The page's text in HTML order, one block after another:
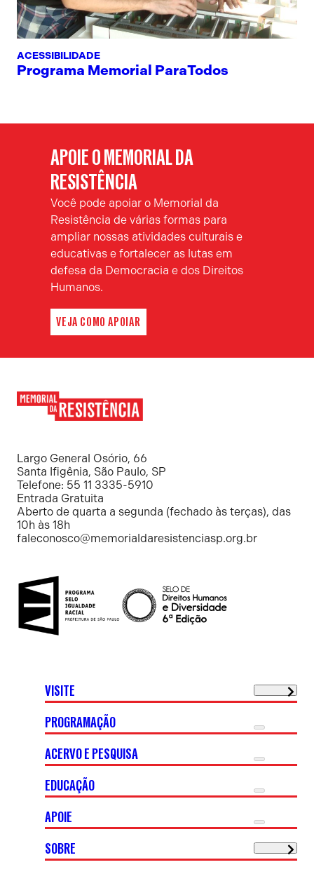
ACESSIBILIDADE
Programa Memorial ParaTodos
APOIE O MEMORIAL DA
RESISTÊNCIA
Você pode apoiar o Memorial da
Resistência de várias formas para
ampliar nossas atividades culturais e
educativas e fortalecer as lutas em
defesa da Democracia e dos Direitos
Humanos.
VEJA COMO APOIAR
Resistência
Largo General Osório, 66
Santa Ifigênia, São Paulo, SP
Telefone: 55 11 3335-5910
Entrada Gratuita
Aberto de quarta a segunda (fechado às terças), das
10h às 18h
faleconosco@memorialdaresistenciasp.org.br
VISITE
PROGRAMAÇÃO
ACERVO E PESQUISA
EDUCAÇÃO
APOIE
SOBRE